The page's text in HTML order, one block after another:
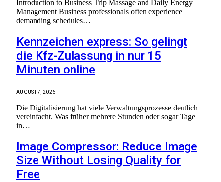
Introduction to Business Trip Massage and Daily Energy
Management Business professionals often experience
demanding schedules…
Kennzeichen express: So gelingt
die Kfz-Zulassung in nur 15
Minuten online
AUGUST 7, 2026
Die Digitalisierung hat viele Verwaltungsprozesse deutlich
vereinfacht. Was früher mehrere Stunden oder sogar Tage
in…
Image Compressor: Reduce Image
Size Without Losing Quality for
Free